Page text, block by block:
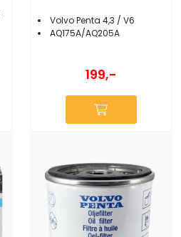
Volvo Penta 4,3 / V6
AQ175A/AQ205A
199,-